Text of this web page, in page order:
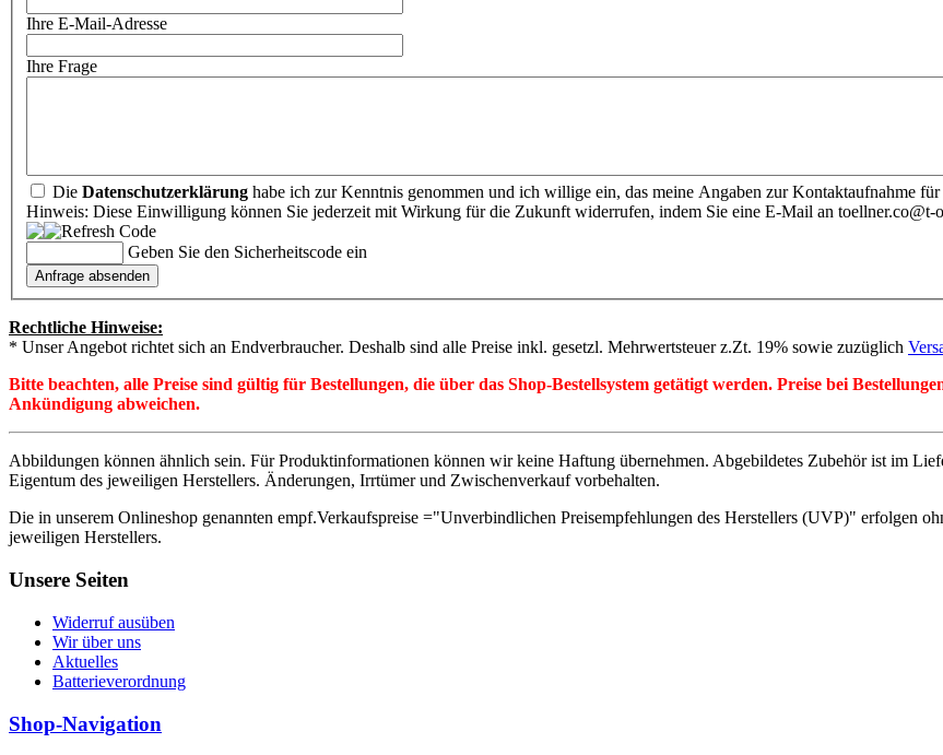
Ihre E-Mail-Adresse
Ihre Frage
Die Datenschutzerklärung habe ich zur Kenntnis genommen und ich willige ein, das meine Angaben zur Kontaktaufnahme
Hinweis: Diese Einwilligung können Sie jederzeit mit Wirkung für die Zukunft widerrufen, indem Sie eine E-Mail an toellner.co@t-
Geben Sie den Sicherheitscode ein
Rechtliche Hinweise:
* Unser Angebot richtet sich an Endverbraucher. Deshalb sind alle Preise inkl. gesetzl. Mehrwertsteuer z.Zt. 19% sowie zuzüglich
Bitte beachten, alle Preise sind gültig für Bestellungen, die über das Shop-Bestellsystem getätigt werden. Preise bei
Ankündigung abweichen.
Abbildungen können ähnlich sein. Für Produktinformationen können wir keine Haftung übernehmen. Abgebildetes Zubehör ist im
Eigentum des jeweiligen Herstellers. Änderungen, Irrtümer und Zwischenverkauf vorbehalten.
Die in unserem Onlineshop genannten empf.Verkaufspreise ="Unverbindlichen Preisempfehlungen des Herstellers (UVP)" erfolgen
jeweiligen Herstellers.
Unsere Seiten
Widerruf ausüben
Wir über uns
Aktuelles
Batterieverordnung
Shop-Navigation